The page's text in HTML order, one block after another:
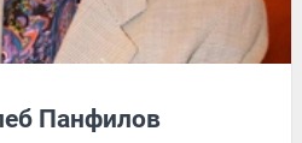
Панфилов